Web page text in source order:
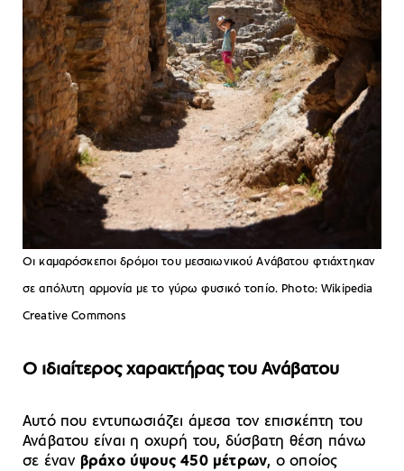
Οι καμαρόσκεποι δρόμοι του μεσαιωνικού Ανάβατου φτιάχτηκαν
σε απόλυτη αρμονία με το γύρω φυσικό τοπίο. Photo: Wikipedia
Creative Commons
Ο ιδιαίτερος χαρακτήρας του Ανάβατου
Αυτό που εντυπωσιάζει άμεσα τον επισκέπτη του
Ανάβατου είναι η οχυρή του, δύσβατη θέση πάνω
σε έναν βράχο ύψους 450 μέτρων, ο οποίος